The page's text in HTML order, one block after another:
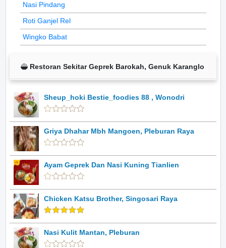
Nasi Pindang
Roti Ganjel Rel
Wingko Babat
Restoran Sekitar Geprek Barokah, Genuk Karanglo
Sheup_hoki Bestie_foodies 88 , Wonodri
Griya Dhahar Mbh Mangoen, Pleburan Raya
Ayam Geprek Dan Nasi Kuning Tianlien
Chicken Katsu Brother, Singosari Raya
Nasi Kulit Mantan, Pleburan